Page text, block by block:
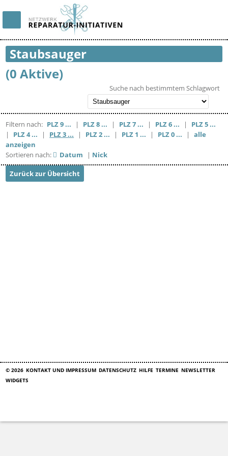
Staubsauger
(0 Aktive)
Suche nach bestimmtem Schlagwort
Filtern nach: PLZ 9 ... | PLZ 8 ... | PLZ 7 ... | PLZ 6 ... |
PLZ 5 ...
|
PLZ 4 ... | PLZ 3 ... | PLZ 2 ... | PLZ 1 ... | PLZ 0 ... |
alle
anzeigen
Sortieren nach:
Datum | Nick
Zurück zur Übersicht
© 2026 KONTAKT UND IMPRESSUM DATENSCHUTZ HILFE TERMINE NEWSLETTER
WIDGETS